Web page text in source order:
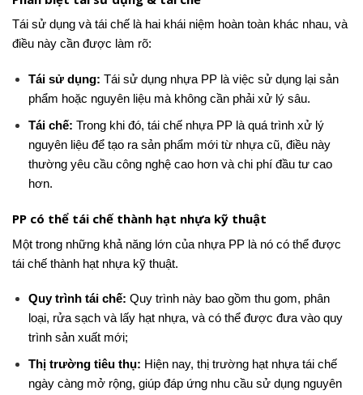
Tái sử dụng và tái chế là hai khái niệm hoàn toàn khác nhau, và
điều này cần được làm rõ:
Tái sử dụng: Tái sử dụng nhựa PP là việc sử dụng lại sản
phẩm hoặc nguyên liệu mà không cần phải xử lý sâu.
Tái chế: Trong khi đó, tái chế nhựa PP là quá trình xử lý
nguyên liệu để tạo ra sản phẩm mới từ nhựa cũ, điều này
thường yêu cầu công nghệ cao hơn và chi phí đầu tư cao
hơn.
PP có thể tái chế thành hạt nhựa kỹ thuật
Một trong những khả năng lớn của nhựa PP là nó có thể được
tái chế thành hạt nhựa kỹ thuật.
Quy trình tái chế: Quy trình này bao gồm thu gom, phân
loại, rửa sạch và lấy hạt nhựa, và có thể được đưa vào quy
trình sản xuất mới;
Thị trường tiêu thụ: Hiện nay, thị trường hạt nhựa tái chế
ngày càng mở rộng, giúp đáp ứng nhu cầu sử dụng nguyên